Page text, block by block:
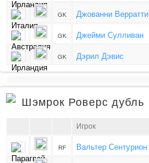
GK Джованни Верратти
GK Джейми Сулливан
GK Дэрил Дэвис
Шэмрок Роверс дубль
Игрок
RF Вальтер Сентурион